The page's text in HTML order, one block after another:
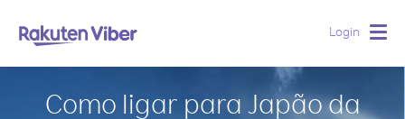
Login
Como ligar para Japão da